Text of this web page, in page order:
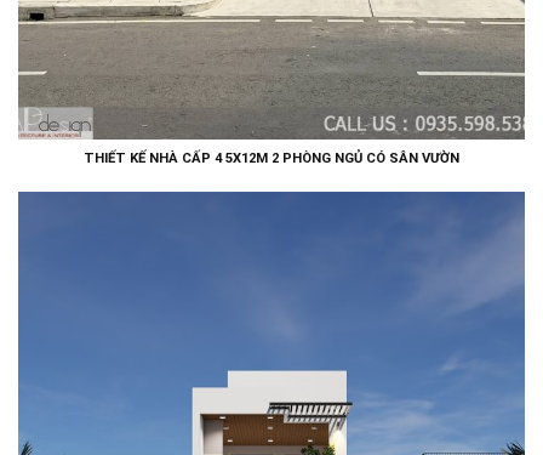
THIẾT KẾ NHÀ CẤP 4 5X12M 2 PHÒNG NGỦ CÓ SÂN VƯỜN